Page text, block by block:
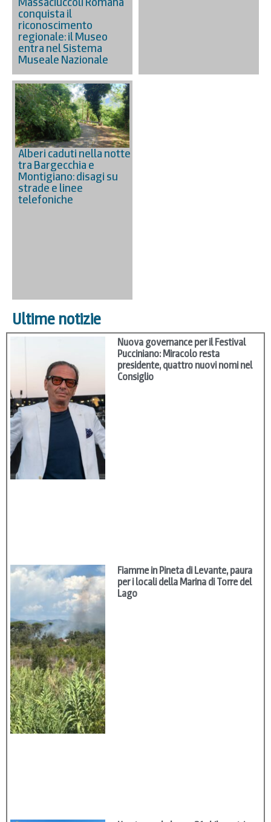
conquista il
riconoscimento
regionale: il Museo
entra nel Sistema
Museale Nazionale
Alberi caduti nella notte
tra Bargecchia e
Montigiano: disagi su
strade e linee
telefoniche
Ultime notizie
Nuova governance per il Festival
Pucciniano: Miracolo resta
presidente, quattro nuovi nomi nel
Consiglio
Fiamme in Pineta di Levante, paura
per i locali della Marina di Torre del
Lago